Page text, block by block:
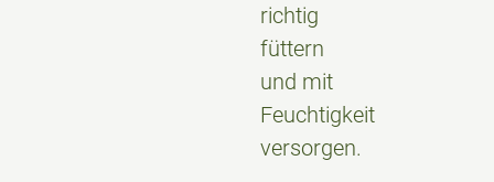
richtig
füttern
und mit
Feuchtigkeit
versorgen.